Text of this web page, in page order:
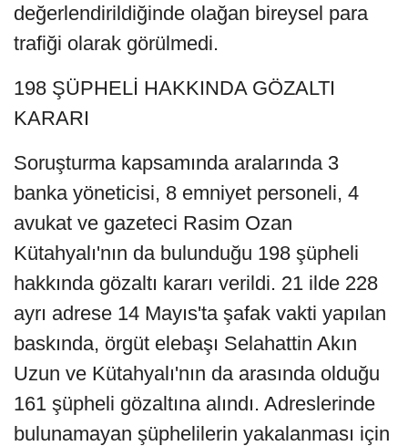
değerlendirildiğinde olağan bireysel para
trafiği olarak görülmedi.
198 ŞÜPHELİ HAKKINDA GÖZALTI
KARARI
Soruşturma kapsamında aralarında 3
banka yöneticisi, 8 emniyet personeli, 4
avukat ve gazeteci Rasim Ozan
Kütahyalı'nın da bulunduğu 198 şüpheli
hakkında gözaltı kararı verildi. 21 ilde 228
ayrı adrese 14 Mayıs'ta şafak vakti yapılan
baskında, örgüt elebaşı Selahattin Akın
Uzun ve Kütahyalı'nın da arasında olduğu
161 şüpheli gözaltına alındı. Adreslerinde
bulunamayan şüphelilerin yakalanması için